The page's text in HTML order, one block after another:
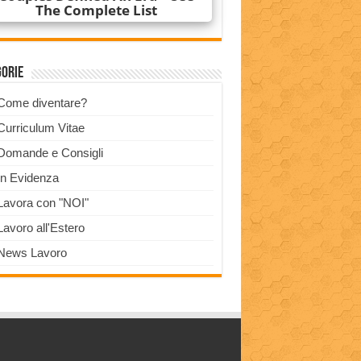
diventare?
Vitae
e Consigli
Evidenza
con "NOI"
all'Estero
Lavoro